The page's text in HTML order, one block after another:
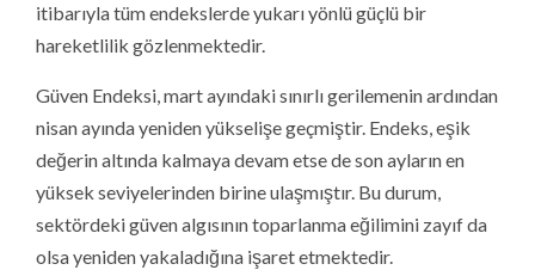
itibarıyla tüm endekslerde yukarı yönlü güçlü bir
hareketlilik gözlenmektedir.
Güven Endeksi, mart ayındaki sınırlı gerilemenin ardından
nisan ayında yeniden yükselişe geçmiştir. Endeks, eşik
değerin altında kalmaya devam etse de son ayların en
yüksek seviyelerinden birine ulaşmıştır. Bu durum,
sektördeki güven algısının toparlanma eğilimini zayıf da
olsa yeniden yakaladığına işaret etmektedir.